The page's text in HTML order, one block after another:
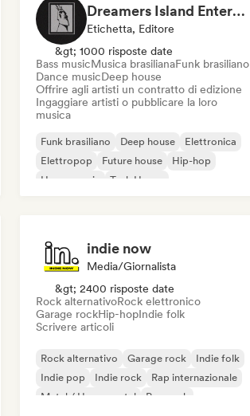
Dreamers Island Entertainment
Etichetta, Editore
&gt; 1000 risposte date
Bass musicMusica brasilianaFunk brasiliano
Dance musicDeep house
Offrire agli artisti un contratto di edizione
Ingaggiare artisti o pubblicare la loro
musica
Funk brasiliano Deep house
Elettronica
Elettropop
Future house
Hip-hop
House music
Tech House
indie now
Media/Giornalista
&gt; 2400 risposte date
Rock alternativoRock elettronico
Garage rockHip-hopIndie folk
Scrivere articoli
Rock alternativo Garage rock
Indie folk
Indie pop
Indie rock
Rap internazionale
Metal / Heavy metal
Pop rock